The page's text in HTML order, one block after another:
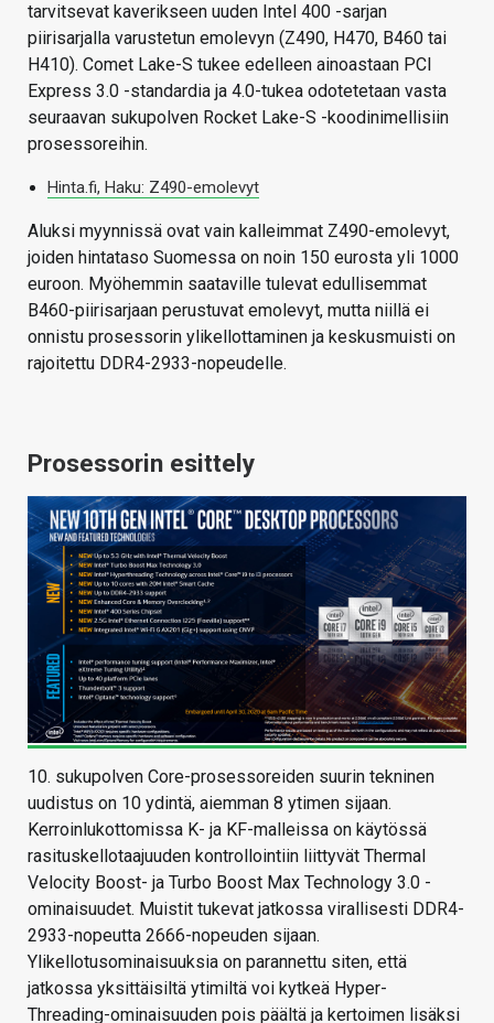
tarvitsevat kaverikseen uuden Intel 400 -sarjan
piirisarjalla varustetun emolevyn (Z490, H470, B460 tai
H410). Comet Lake-S tukee edelleen ainoastaan PCI
Express 3.0 -standardia ja 4.0-tukea odotetetaan vasta
seuraavan sukupolven Rocket Lake-S -koodinimellisiin
prosessoreihin.
Hinta.fi, Haku: Z490-emolevyt
Aluksi myynnissä ovat vain kalleimmat Z490-emolevyt,
joiden hintataso Suomessa on noin 150 eurosta yli 1000
euroon. Myöhemmin saataville tulevat edullisemmat
B460-piirisarjaan perustuvat emolevyt, mutta niillä ei
onnistu prosessorin ylikellottaminen ja keskusmuisti on
rajoitettu DDR4-2933-nopeudelle.
Prosessorin esittely
10. sukupolven Core-prosessoreiden suurin tekninen
uudistus on 10 ydintä, aiemman 8 ytimen sijaan.
Kerroinlukottomissa K- ja KF-malleissa on käytössä
rasituskellotaajuuden kontrollointiin liittyvät Thermal
Velocity Boost- ja Turbo Boost Max Technology 3.0 -
ominaisuudet. Muistit tukevat jatkossa virallisesti DDR4-
2933-nopeutta 2666-nopeuden sijaan.
Ylikellotusominaisuuksia on parannettu siten, että
jatkossa yksittäisiltä ytimiltä voi kytkeä Hyper-
Threading-ominaisuuden pois päältä ja kertoimen lisäksi